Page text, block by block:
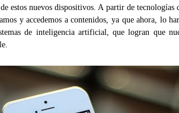
estos nuevos dispositivos. A partir de
y accedemos a contenidos, ya que ahora, lo
de inteligencia artificial, que logran que